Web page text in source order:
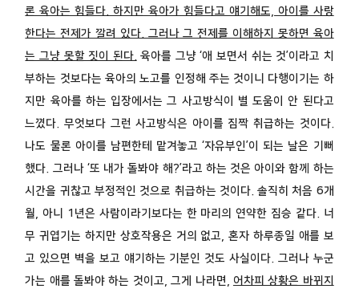
론 육아는 힘들다. 하지만 육아가 힘들다고 얘기해도, 아이를 사랑
한다는 전제가 깔려 있다. 그러나 그 전제를 이해하지 못하면 육아
는 그냥 못할 짓이 된다. 육아를 그냥 ‘애 보면서 쉬는 것’이라고 치
부하는 것보다는 육아의 노고를 인정해 주는 것이니 다행이기는 하
지만 육아를 하는 입장에서는 그 사고방식이 별 도움이 안 된다고
느꼈다. 무엇보다 그런 사고방식은 아이를 짐짝 취급하는 것이다.
나도 물론 아이를 남편한테 맡겨놓고 ‘자유부인’이 되는 날은 기뻐
했다. 그러나 ‘또 내가 돌봐야 해?’라고 하는 것은 아이와 함께 하는
시간을 귀찮고 부정적인 것으로 취급하는 것이다. 솔직히 처음 6개
월, 아니 1년은 사람이라기보다는 한 마리의 연약한 짐승 같다. 너
무 귀엽기는 하지만 상호작용은 거의 없고, 혼자 하루종일 애를 보
고 있으면 벽을 보고 얘기하는 기분인 것도 사실이다. 그러나 누군
가는 애를 돌봐야 하는 것이고, 그게 나라면, 어차피 상황은 바뀌지